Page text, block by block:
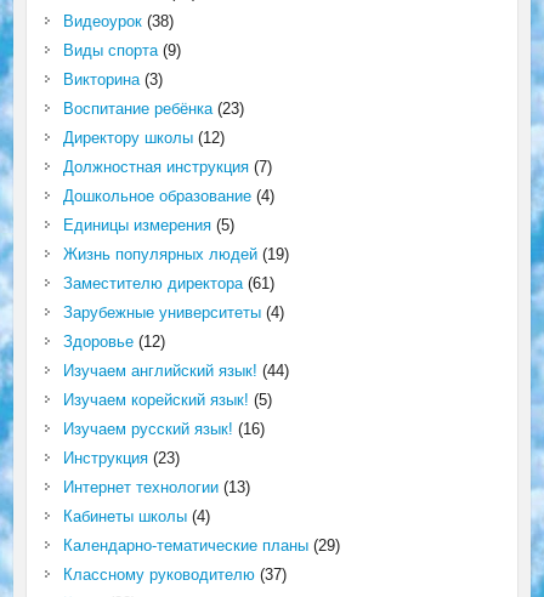
Видеоурок(38)
Виды спорта(9)
Викторина(3)
Воспитание ребёнка(23)
Директору школы(12)
Должностная инструкция(7)
Дошкольное образование(4)
Единицы измерения(5)
Жизнь популярных людей(19)
Заместителю директора(61)
Зарубежные университеты(4)
Здоровье(12)
Изучаем английский язык! (44)
Изучаем корейский язык! (5)
Изучаем русский язык! (16)
Инструкция(23)
Интернет технологии(13)
Кабинеты школы(4)
Календарно-тематические планы(29)
Классному руководителю(37)